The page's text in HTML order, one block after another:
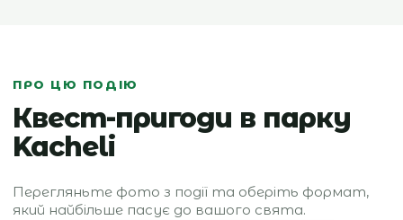
ПРО ЦЮ ПОДІЮ
Квест-пригоди в парку
Kacheli
Перегляньте фото з події та оберіть формат,
який найбільше пасує до вашого свята.